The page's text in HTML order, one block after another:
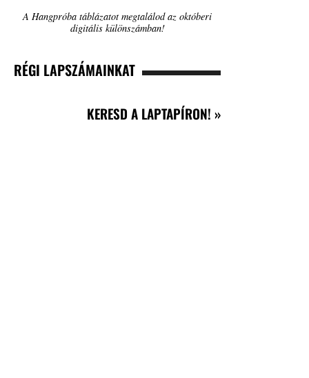
A Hangpróba táblázatot megtalálod az októberi
digitális különszámban!
RÉGI LAPSZÁMAINKAT
KERESD A LAPTAPÍRON! »